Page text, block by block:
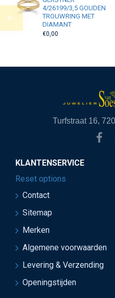
4/26199/3,5 GOUDEN
TROUWRING MET
DIAMANT
€0,00
Turfstraat 16,
KLANTENSERVICE
Reset options
Contact
Sitemap
Merken
Algemene voorwaarden
Levering & Verzending
Openingstijden